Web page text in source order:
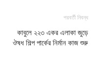
পরবর্তী নিবন্ধ
কাবুলে ২২৩ একর এলাকা জুড়ে
ঔষধ শিল্প পার্কের নির্মান কাজ শুরু